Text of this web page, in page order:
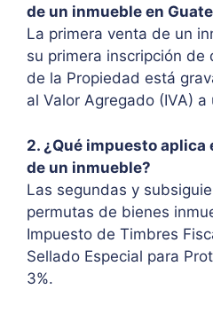
de un inmueble en
La primera venta de un
su primera inscripción de
de la Propiedad está
al Valor Agregado (IVA) a
2. ¿Qué impuesto aplica
de un inmueble?
Las segundas y
permutas de bienes
Impuesto de Timbres
Sellado Especial para
3%.